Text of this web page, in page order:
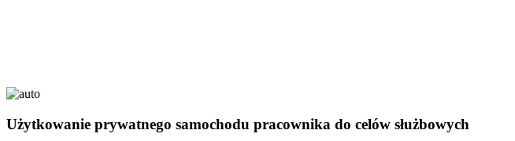
Użytkowanie prywatnego samochodu pracownika do celów służbowych